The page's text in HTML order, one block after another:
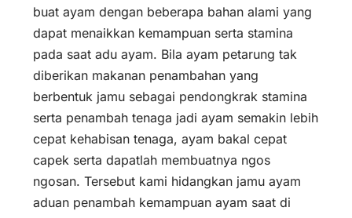
buat ayam dengan beberapa bahan alami yang
dapat menaikkan kemampuan serta stamina
pada saat adu ayam. Bila ayam petarung tak
diberikan makanan penambahan yang
berbentuk jamu sebagai pendongkrak stamina
serta penambah tenaga jadi ayam semakin lebih
cepat kehabisan tenaga, ayam bakal cepat
capek serta dapatlah membuatnya ngos
ngosan. Tersebut kami hidangkan jamu ayam
aduan penambah kemampuan ayam saat di